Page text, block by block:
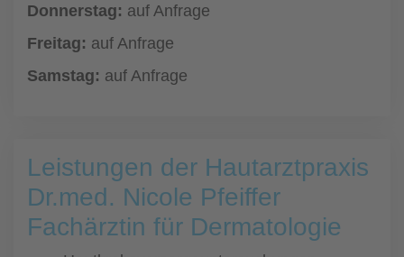
Donnerstag: auf Anfrage
Freitag: auf Anfrage
Samstag: auf Anfrage
Leistungen der Hautarztpraxis
Dr.med. Nicole Pfeiffer
Fachärztin für Dermatologie